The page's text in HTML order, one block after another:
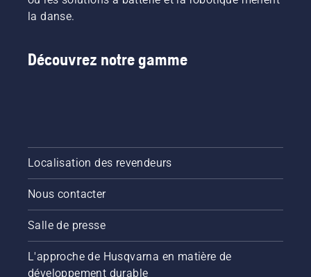
la danse.
Découvrez notre gamme
Localisation des revendeurs
Nous contacter
Salle de presse
L'approche de Husqvarna en matière de
développement durable